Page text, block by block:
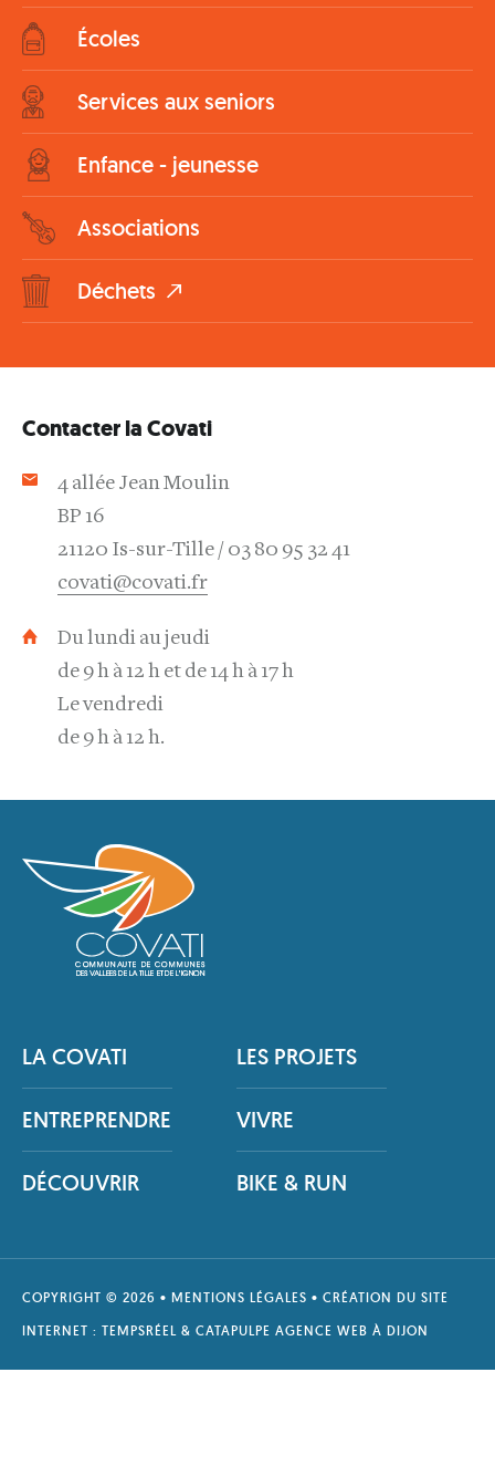
Écoles
Services aux seniors
Enfance - jeunesse
Associations
Déchets
Contacter la Covati
4 allée Jean Moulin
BP 16
21120 Is-sur-Tille
03 80 95 32 41
covati@covati.fr
Du lundi au jeudi
de 9 h à 12 h et de 14 h à 17 h
Le vendredi
de 9 h à 12 h.
LA COVATI LES PROJETS
ENTREPRENDRE VIVRE
DÉCOUVRIR BIKE & RUN
COPYRIGHT © 2026 •MENTIONS LÉGALES • CRÉATION DU SITE
INTERNET :TEMPSRÉEL & CATAPULPEAGENCE WEB À DIJON